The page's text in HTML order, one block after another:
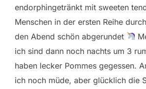
endorphingetränkt mit sweeten
Menschen in der ersten Reihe
den Abend schön abgerundet
ich sind dann noch nachts um 3
haben lecker Pommes gegessen.
ich noch müde, aber glücklich die